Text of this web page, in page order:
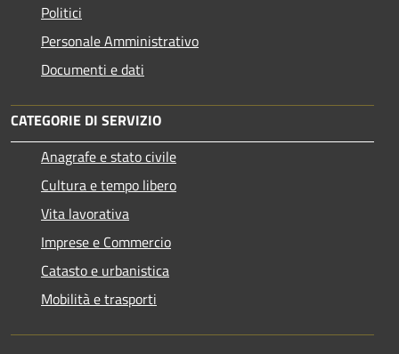
Politici
Personale Amministrativo
Documenti e dati
CATEGORIE DI SERVIZIO
Anagrafe e stato civile
Cultura e tempo libero
Vita lavorativa
Imprese e Commercio
Catasto e urbanistica
Mobilità e trasporti